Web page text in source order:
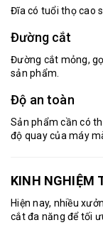
Đĩa có tuổi thọ cao
Đường cắt
Đường cắt mỏng,
sản phẩm.
Độ an toàn
Sản phẩm cần có
độ quay của máy
KINH NGHIỆM
Hiện nay, nhiều
cắtđa năng để tối